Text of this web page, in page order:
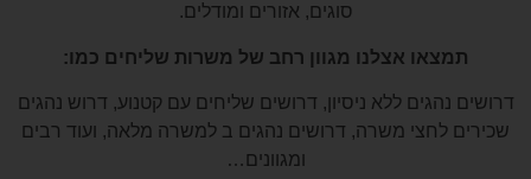
סוגים, אזורים ומודלים.
תמצאו אצלנו מגוון רחב של משרות שליחים כמו:
דרושים נהגים ללא ניסיון, דרושים שליחים עם קטנוע, דרוש נהגים
שכירים לחצי משרה, דרושים נהגים ב למשרה מלאה, ועוד רבים
ומגוונים…